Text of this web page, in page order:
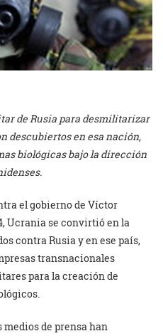
de Rusia para desmilitarizar
descubiertos en esa nación,
biológicas bajo la dirección
el gobierno de Víctor
Ucrania se convirtió en la
contra Rusia y en ese país,
transnacionales
para la creación de
de prensa han